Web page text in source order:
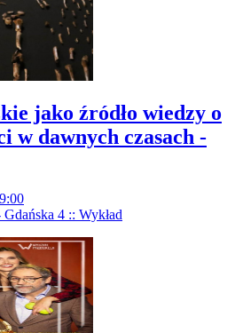
jako źródło wiedzy o
w dawnych czasach -
4 :: Wykład